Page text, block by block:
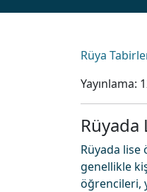
Rüya
Yayınlama:
Rüyada
genellikle
öğrencileri,